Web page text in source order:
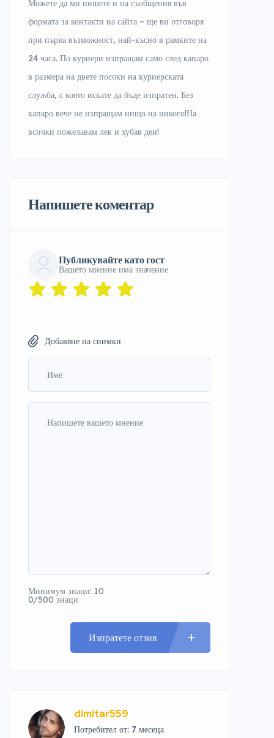
Можете да ми пишете и на съобщения във
формата за контакти на сайта – ще ви отговоря
при първа възможност, най-късно в рамките на
24 часа. По куриери изпращам само след капаро
в размера на двете посоки на куриерската
служба, с която искате да бъде изпратен. Без
капаро вече не изпращам нищо на никого!На
всички пожелавам лек и хубав ден!
Напишете коментар
Публикувайте като гост
Вашето мнение има значение
Добавяне на снимки
Минимум знаци: 10
0/500 знаци
Изпратете отзив
dimitar559
Потребител от: 7 месеца